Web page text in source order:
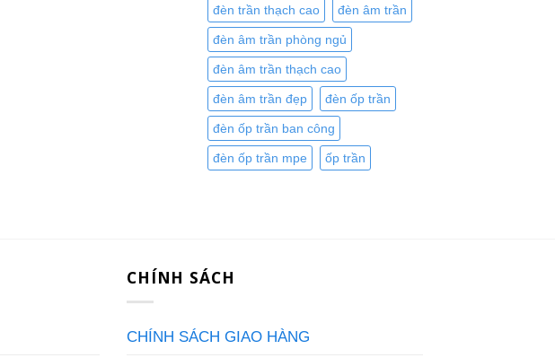
đèn trần thạch cao đèn âm trần
đèn âm trần phòng ngủ
đèn âm trần thạch cao
đèn âm trần đẹp đèn ốp trần
đèn ốp trần ban công
đèn ốp trần mpe ốp trần
CHÍNH SÁCH
CHÍNH SÁCH GIAO HÀNG